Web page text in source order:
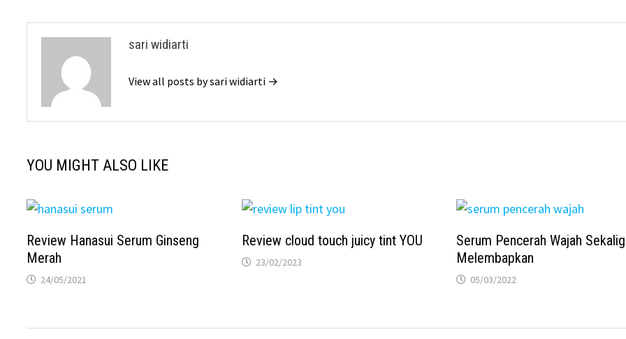
sari widiarti
View all posts by sari widiarti →
YOU MIGHT ALSO LIKE
Review Hanasui Serum Ginseng
Merah
24/05/2021
Review cloud touch juicy tint YOU
23/02/2023
Serum Pencerah Wajah
Melembapkan
05/03/2022